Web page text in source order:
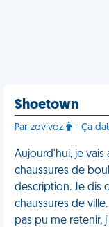
Shoetown
Par zovivoz - Ça
Aujourd'hui, je
chaussures de
description. Je dis
chaussures de
pas pu me retenir,